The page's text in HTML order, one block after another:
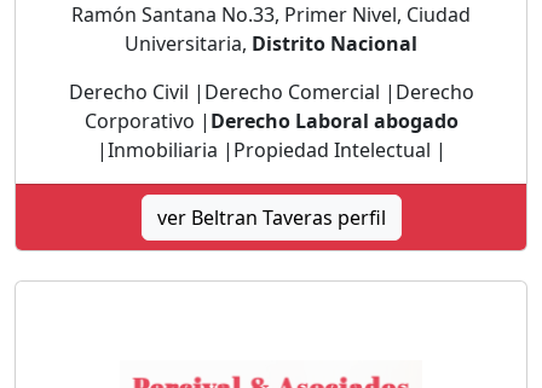
Ramón Santana No.33, Primer Nivel, Ciudad
Universitaria, Distrito Nacional
Derecho Civil |Derecho Comercial |Derecho
Corporativo | Derecho Laboral abogado
|Inmobiliaria |Propiedad Intelectual |
ver Beltran Taveras perfil